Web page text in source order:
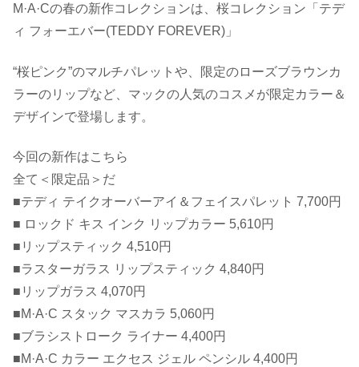
M·A·Cの春の新作コレクションは、桜コレクション「テデ
ィ フォーエバー(TEDDY FOREVER)」
“桜ピンク”のマルチパレットや、限定のローズブラウンカ
ラーのリップなど、マックの人気のコスメが限定カラー＆
デザインで登場します。
今回の新作はこちら
全て＜限定品＞だ
■テディ テイクオーバーアイ＆フェイスパレット 7,700円
■ ロックド キス インク リップカラー 5,610円
■リップスティック 4,510円
■ラスターガラス リップスティック 4,840円
■リップガラス 4,070円
■M·A·C スタック マスカラ 5,060円
■ブラシストローク ライナー 4,400円
■M·A·C カラー エクセス ジェル ペンシル 4,400円